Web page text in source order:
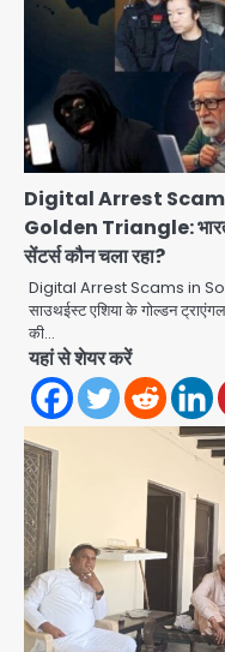
Digital Arrest
Golden Triangle:
सेंटर्स कौन चला रहा?
Digital Arrest Scams in
साउथईस्ट एशिया के गोल्डन
की…
यहां से शेयर करें